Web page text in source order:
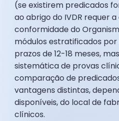
(se existirem predicados
ao abrigo do IVDR requer
conformidade do
módulos estratificados
prazos de 12-18 meses,
sistemática de provas
comparação de
vantagens distintas,
disponíveis, do local de
clínicos.